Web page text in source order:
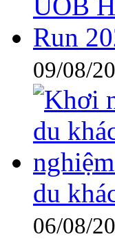
09/08/
du
06/08/